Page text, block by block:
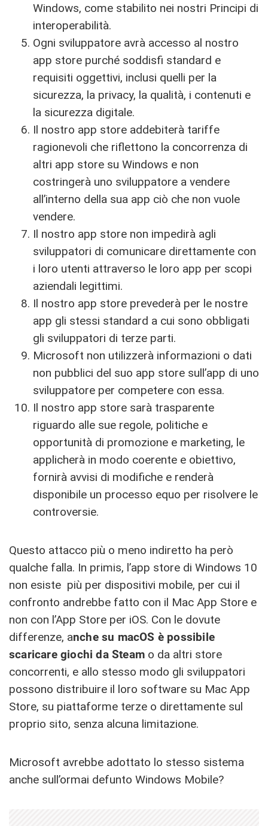
Windows, come stabilito nei nostri Principi di
interoperabilità.
Ogni sviluppatore avrà accesso al nostro
app store purché soddisfi standard e
requisiti oggettivi, inclusi quelli per la
sicurezza, la privacy, la qualità, i contenuti e
la sicurezza digitale.
Il nostro app store addebiterà tariffe
ragionevoli che riflettono la concorrenza di
altri app store su Windows e non
costringerà uno sviluppatore a vendere
all’interno della sua app ciò che non vuole
vendere.
Il nostro app store non impedirà agli
sviluppatori di comunicare direttamente con
i loro utenti attraverso le loro app per scopi
aziendali legittimi.
Il nostro app store prevederà per le nostre
app gli stessi standard a cui sono obbligati
gli sviluppatori di terze parti.
Microsoft non utilizzerà informazioni o dati
non pubblici del suo app store sull’app di uno
sviluppatore per competere con essa.
Il nostro app store sarà trasparente
riguardo alle sue regole, politiche e
opportunità di promozione e marketing, le
applicherà in modo coerente e obiettivo,
fornirà avvisi di modifiche e renderà
disponibile un processo equo per risolvere le
controversie.
Questo attacco più o meno indiretto ha però
qualche falla. In primis, l’app store di Windows 10
non esiste più per dispositivi mobile, per cui il
confronto andrebbe fatto con il Mac App Store e
non con l’App Store per iOS. Con le dovute
differenze, anche su macOS è possibile
scaricare giochi da Steam o da altri store
concorrenti, e allo stesso modo gli sviluppatori
possono distribuire il loro software su Mac App
Store, su piattaforme terze o direttamente sul
proprio sito, senza alcuna limitazione.
Microsoft avrebbe adottato lo stesso sistema
anche sull’ormai defunto Windows Mobile?